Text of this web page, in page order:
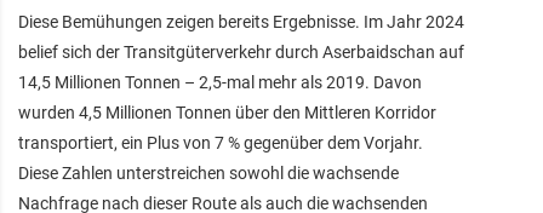
Diese Bemühungen zeigen bereits Ergebnisse. Im Jahr 2024
belief sich der Transitgüterverkehr durch Aserbaidschan auf
14,5 Millionen Tonnen – 2,5-mal mehr als 2019. Davon
wurden 4,5 Millionen Tonnen über den Mittleren Korridor
transportiert, ein Plus von 7 % gegenüber dem Vorjahr.
Diese Zahlen unterstreichen sowohl die wachsende
Nachfrage nach dieser Route als auch die wachsenden